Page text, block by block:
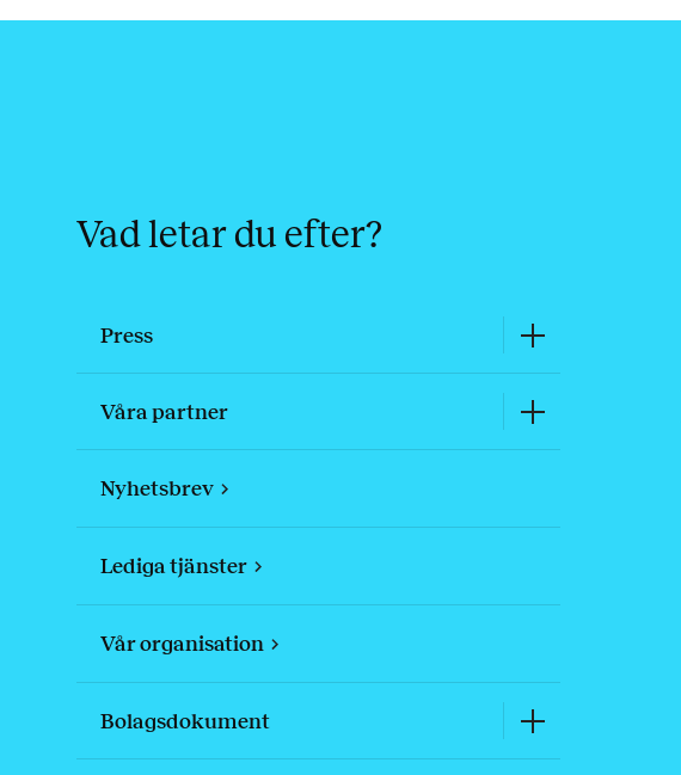
Vad letar du efter?
Press
Våra partner
Nyhetsbrev
Lediga tjänster
Vår organisation
Bolagsdokument